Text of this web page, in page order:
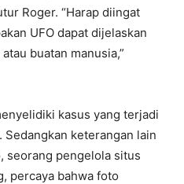
Roger. “Harap diingat
UFO dapat dijelaskan
buatan manusia,”
kasus yang terjadi
Sedangkan keterangan lain
seorang pengelola situs
percaya bahwa foto